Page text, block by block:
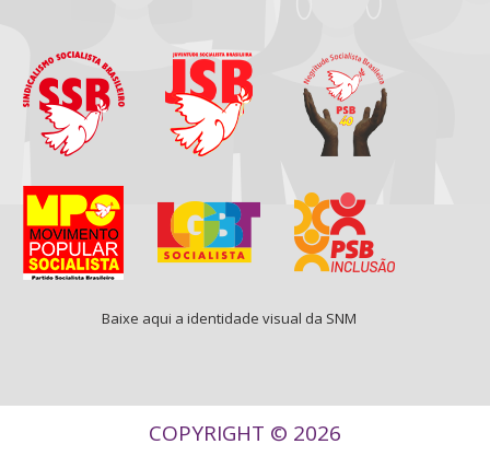
Baixe aqui a identidade visual da SNM
COPYRIGHT © 2026